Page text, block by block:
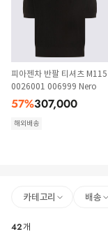
피아젠차 반팔 티셔츠 M115
0026001 006999 Nero
57%307,000
해외배송
카테고리 배송
42개